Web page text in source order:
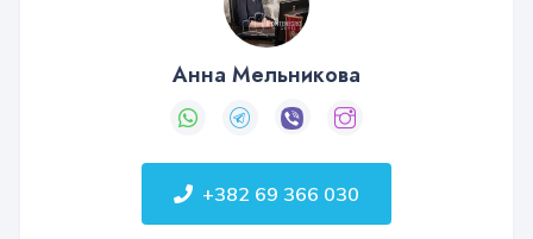
Анна Мельникова
+382 69 366 030